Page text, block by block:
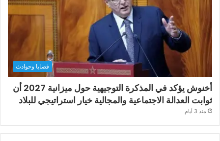
قضايا وحوادث
أخنوش يؤكد في المذكرة التوجيهية حول ميزانية 2027 أن
ثوابت العدالة الاجتماعية والمجالية خيار استراتيجي للبلاد
منذ 3 أيام